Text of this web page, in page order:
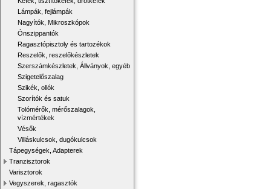
Lámpák, fejlámpák
Nagyítók, Mikroszkópok
Ónszippantók
Ragasztópisztoly és tartozékok
Reszelők, reszelőkészletek
Szerszámkészletek, Állványok, egyéb
Szigetelőszalag
Szikék, ollók
Szorítók és satuk
Tolómérők, mérőszalagok,
vízmértékek
Vésők
Villáskulcsok, dugókulcsok
Tápegységek, Adapterek
Tranzisztorok
Varisztorok
Vegyszerek, ragasztók